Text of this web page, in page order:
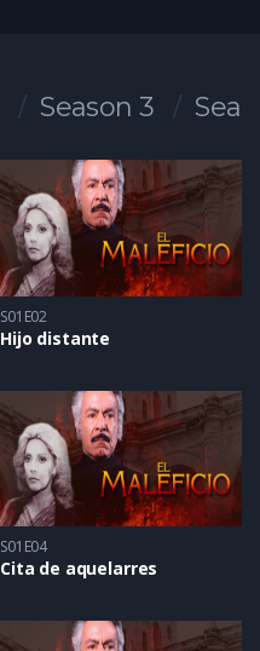
Season 3
S01E02
Hijo distante
S01E04
Cita de aquelarres